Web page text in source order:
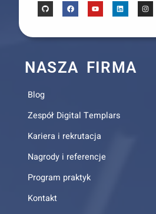
NASZA FIRMA
Blog
Zespół Digital Templars
Kariera i rekrutacja
Nagrody i referencje
Program praktyk
Kontakt